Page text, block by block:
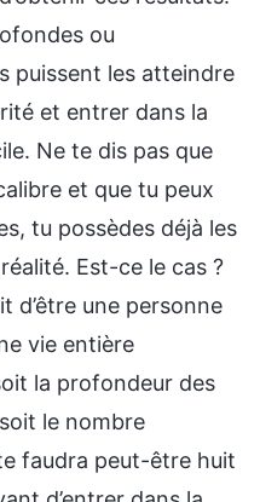
ou
puissent les atteindre
et entrer dans la
Ne te dis pas que
et que tu peux
tu possèdes déjà les
Est-ce le cas ?
d’être une personne
vie entière
la profondeur des
le nombre
te faudra peut-être huit